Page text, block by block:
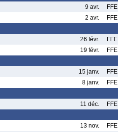
9 avr.
FFE
2 avr.
FFE
26 févr.
FFE
19 févr.
FFE
15 janv.
FFE
8 janv.
FFE
11 déc.
FFE
13 nov.
FFE